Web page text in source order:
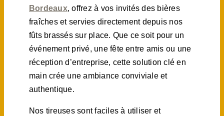
Bordeaux, offrez à vos invités des bières
fraîches et servies directement depuis nos
fûts brassés sur place. Que ce soit pour un
événement privé, une fête entre amis ou une
réception d’entreprise, cette solution clé en
main crée une ambiance conviviale et
authentique.
Nos tireuses sont faciles à utiliser et